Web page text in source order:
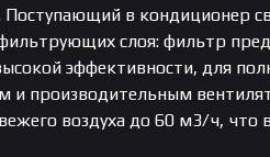
в кондиционер
слоя: фильтр
эффективности, для
производительным
воздуха до 60 м3/ч, что